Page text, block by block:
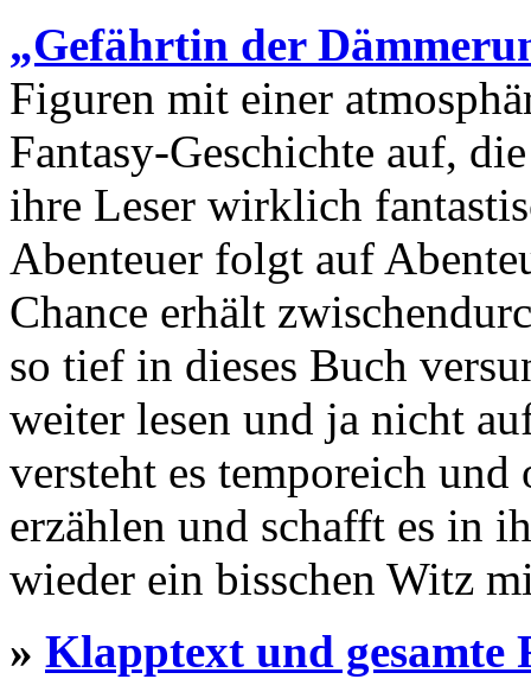
„Gefährtin der
Figuren mit einer
Fantasy-Geschichte auf,
ihre Leser wirklich
Abenteuer folgt auf
Chance erhält
so tief in dieses Buch
weiter lesen und ja nicht
versteht es temporeich
erzählen und schafft es in
wieder ein bisschen Witz
» Klapptext und gesamte